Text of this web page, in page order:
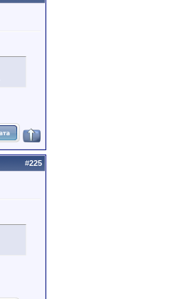
#225